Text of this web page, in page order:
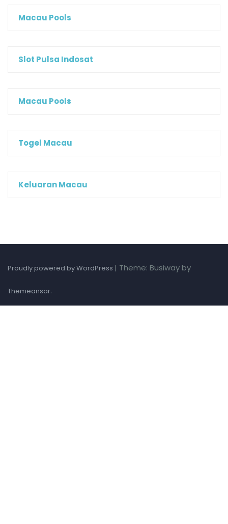
Macau Pools
Slot Pulsa Indosat
Macau Pools
Togel Macau
Keluaran Macau
Proudly powered by WordPress | Theme: Busiway by
Themeansar.